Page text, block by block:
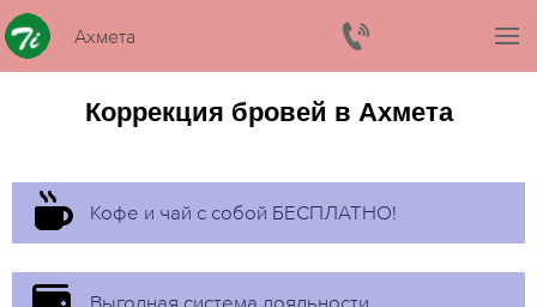
Ахмета
Коррекция бровей в Ахмета
Кофе и чай с собой БЕСПЛАТНО!
Выгодная система лояльности